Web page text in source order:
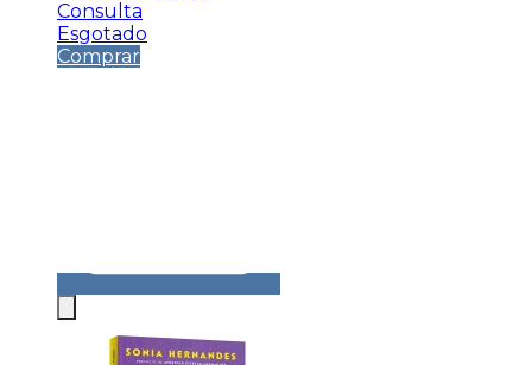
Consulta
Esgotado
Comprar